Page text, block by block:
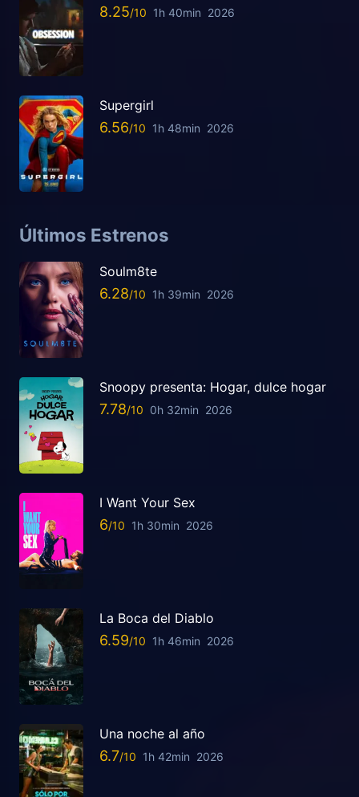
8.25 1h 40min 2026
Supergirl
6.56 1h 48min 2026
Últimos Estrenos
Soulm8te
6.28 1h 39min 2026
Snoopy presenta: Hogar, dulce hogar
7.78 0h 32min 2026
I Want Your Sex
6 1h 30min 2026
La Boca del Diablo
6.59 1h 46min 2026
Una noche al año
6.7 1h 42min 2026